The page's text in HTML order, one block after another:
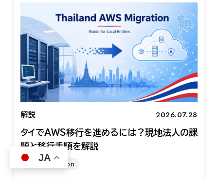
JA
解説 2026.07.28
タイでAWS移行を進めるには？現地法人の課
題と移行手順を解説
AWS Migration